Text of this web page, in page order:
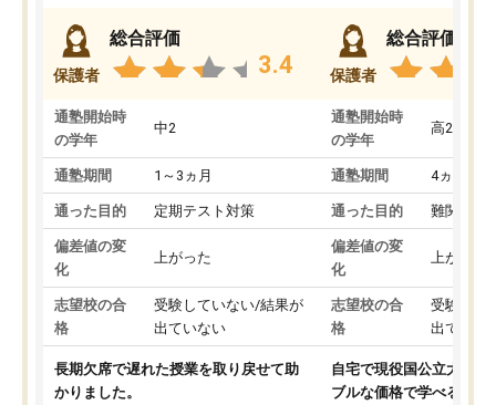
保護者
総合評価
3.4
通塾開始時
の学年
中2
通塾期間 1～3ヵ月
通った目的 定期テスト対策
偏差値の変
化
上がった
志望校の合
格
受験していない/結果が
出ていない
長期欠席で遅れた授業を取り戻せて助
かりました。
保護者
総合評価
通塾開始時
の学年
高2
通塾期間 4ヵ月～1
通った目的 難関私立
偏差値の変
化
上がった
志望校の合
格
受験して
出ていな
自宅で現役国公立大学生
ブルな価格で学べる